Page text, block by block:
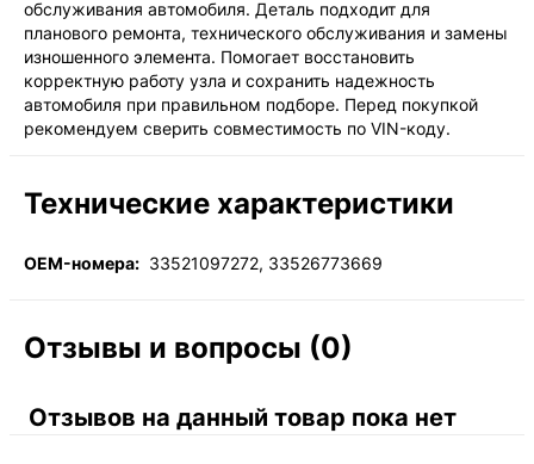
обслуживания автомобиля. Деталь подходит для
планового ремонта, технического обслуживания и замены
изношенного элемента. Помогает восстановить
корректную работу узла и сохранить надежность
автомобиля при правильном подборе. Перед покупкой
рекомендуем сверить совместимость по VIN-коду.
Технические характеристики
OEM-номера: 33521097272, 33526773669
Отзывы и вопросы (0)
Отзывов на данный товар пока нет